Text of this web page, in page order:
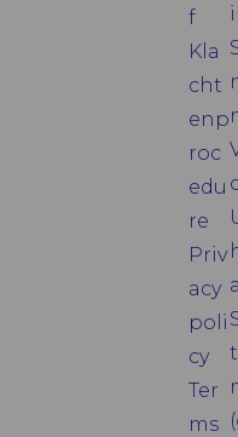
f
Kla
cht
enp
roc
edu
re
Priv
acy
poli
cy
Ter
ms